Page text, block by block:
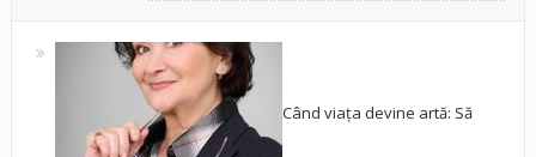
Când viața devine artă: Să